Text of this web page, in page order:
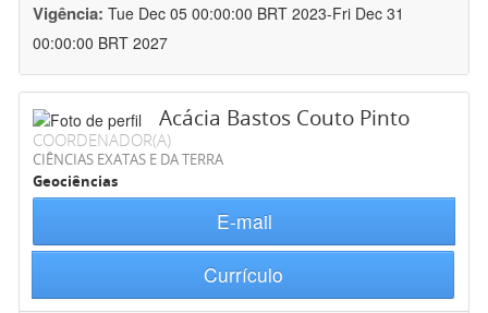
Vigência: Tue Dec 05 00:00:00 BRT 2023-Fri Dec 31
00:00:00 BRT 2027
Acácia Bastos Couto Pinto
COORDENADOR(A)
CIÊNCIAS EXATAS E DA TERRA
Geociências
E-mail
Currículo